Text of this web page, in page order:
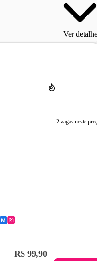
Ver
2 vagas neste
R$ 99,90